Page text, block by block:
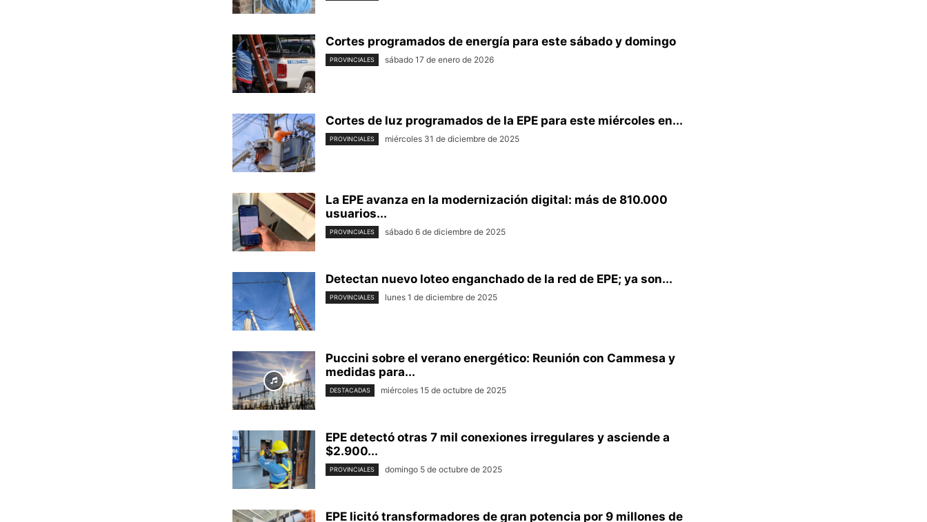
Cortes programados de energía para este sábado y domingo
PROVINCIALES sábado 17 de enero de 2026
Cortes de luz programados de la EPE para este miércoles en...
PROVINCIALES miércoles 31 de diciembre de 2025
La EPE avanza en la modernización digital: más de 810.000
usuarios...
PROVINCIALES sábado 6 de diciembre de 2025
Detectan nuevo loteo enganchado de la red de EPE; ya son...
PROVINCIALES lunes 1 de diciembre de 2025
Puccini sobre el verano energético: Reunión con Cammesa y
medidas para...
DESTACADAS miércoles 15 de octubre de 2025
EPE detectó otras 7 mil conexiones irregulares y asciende a
$2.900...
PROVINCIALES domingo 5 de octubre de 2025
EPE licitó transformadores de gran potencia por 9 millones de